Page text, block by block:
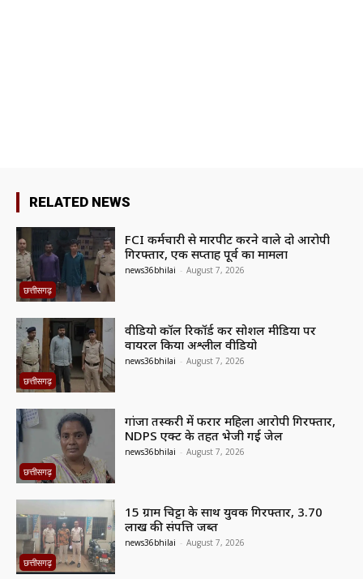
RELATED NEWS
छत्तीसगढ़
FCI कर्मचारी से मारपीट करने वाले दो आरोपी
गिरफ्तार, एक सप्ताह पूर्व का मामला
news36bhilai - August 7, 2026
छत्तीसगढ़
वीडियो कॉल रिकॉर्ड कर सोशल मीडिया पर
वायरल किया अश्लील वीडियो
news36bhilai - August 7, 2026
छत्तीसगढ़
गांजा तस्करी में फरार महिला आरोपी गिरफ्तार,
NDPS एक्ट के तहत भेजी गई जेल
news36bhilai - August 7, 2026
छत्तीसगढ़
15 ग्राम चिट्टा के साथ युवक गिरफ्तार, 3.70
लाख की संपत्ति जब्त
news36bhilai - August 7, 2026